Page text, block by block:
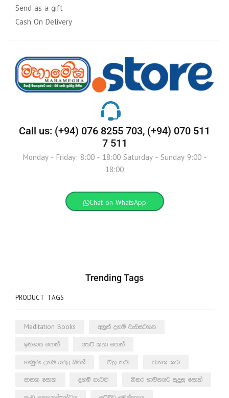
Send as a gift
Cash On Delivery
Call us: (+94) 076 8255 703, (+94) 070 511
7 511
Monday - Friday: 8:00 - 18:00 Saturday - Sunday 9:00 -
18:00
Chat on WhatsApp
Trending Tags
PRODUCT TAGS
Meditation Books අලුත් දහම් වැඩසටහන
ඉතිහාස පොත් කෙටි කතා පොත්
ගැඹුරු දහම සරල බසින් චිත්‍ර කථා ජාතක කථා
ජාතක පොත දහම් ගැටළු නිතර භාවිතයට සුදුසු පොත්